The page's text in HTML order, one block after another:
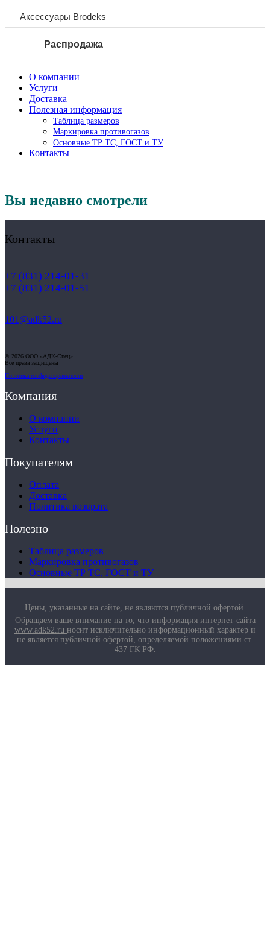
Аксессуары Brodeks
Распродажа
О компании
Услуги
Доставка
Полезная информация
Таблица размеров
Маркировка противогазов
Основные ТР ТС, ГОСТ и ТУ
Контакты
Вы недавно смотрели
Контакты
+7 (831) 214-01-31
+7 (831) 214-01-51
101@adk52.ru
© 2026 ООО «АДК-Спец»
Все права защищены
Политика конфиденциальности
Компания
О компании
Услуги
Контакты
Покупателям
Оплата
Доставка
Политика возврата
Полезно
Таблица размеров
Маркировка противогазов
Основные ТР ТС, ГОСТ и ТУ
Цены, указанные на сайте, не являются публичной офертой.
Обращаем ваше внимание на то, что информация интернет-сайта
www.adk52.ru носит исключительно информационный характер и
не является публичной офертой, определяемой положениями ст.
437 ГК РФ.